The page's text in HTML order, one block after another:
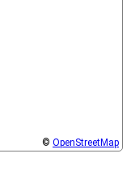
© OpenStreetMap